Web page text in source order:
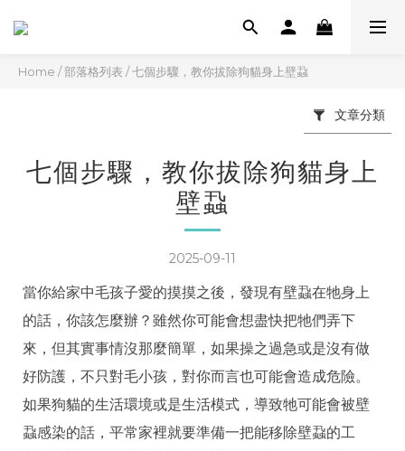
Home /部落格列表 /七個步驟，教你拔除狗貓身上壁蝨
文章分類
七個步驟，教你拔除狗貓身上
壁蝨
2025-09-11
當你給家中毛孩子愛的摸摸之後，發現有壁蝨在牠身上
的話，你該怎麼辦？雖然你可能會想盡快把牠們弄下
來，但其實事情沒那麼簡單，如果操之過急或是沒有做
好防護，不只對毛小孩，對你而言也可能會造成危險。
如果狗貓的生活環境或是生活模式，導致牠可能會被壁
蝨感染的話，平常家裡就要準備一把能移除壁蝨的工